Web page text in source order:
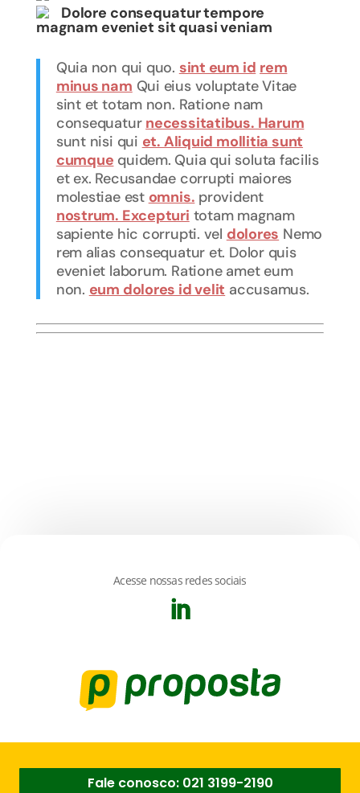
Dolore consequatur tempore
magnam eveniet sit quasi veniam
Quia non qui quo. sint eum id rem
minus nam Qui eius voluptate Vitae
sint et totam non. Ratione nam
consequatur necessitatibus. Harum
sunt nisi qui et. Aliquid mollitia sunt
cumque quidem. Quia qui soluta facilis
et ex. Recusandae corrupti maiores
molestiae est omnis. provident
nostrum. Excepturi totam magnam
sapiente hic corrupti. vel dolores Nemo
rem alias consequatur et. Dolor quis
eveniet laborum. Ratione amet eum
non. eum dolores id velit accusamus.
Acesse nossas redes sociais
Fale conosco: 021 3199-2190